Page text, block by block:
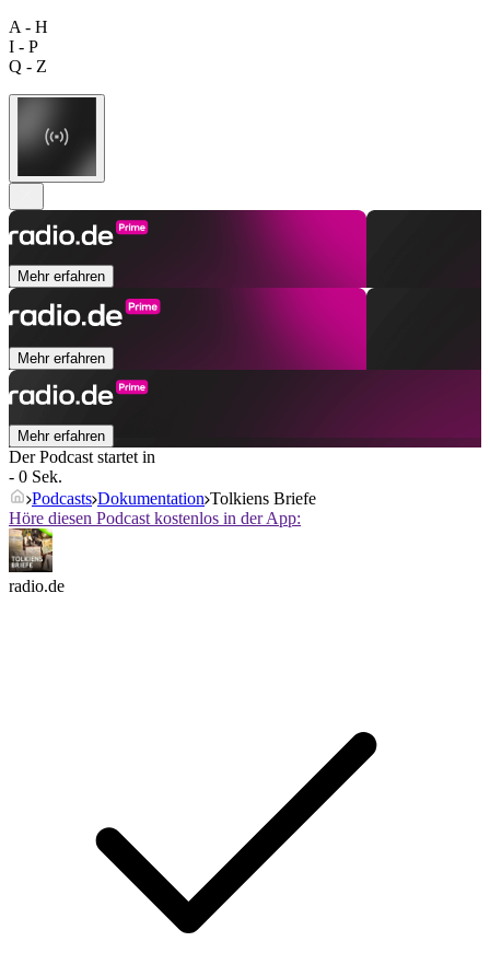
A - H
I - P
Q - Z
Mehr erfahren
Mehr erfahren
Mehr erfahren
Der Podcast startet in
- 0 Sek.
Podcasts Dokumentation Tolkiens Briefe
Höre diesen Podcast kostenlos in der App:
radio.de